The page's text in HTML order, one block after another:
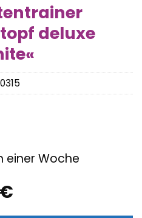
deluxe
€Aktueller
einer Woche